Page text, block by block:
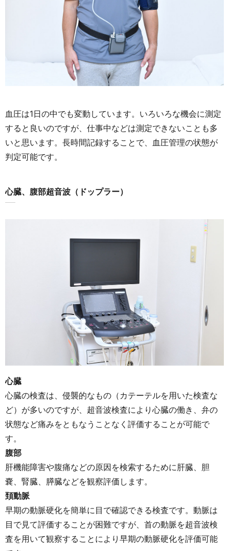
血圧は1日の中でも変動しています。いろいろな機会に測定
すると良いのですが、仕事中などは測定できないことも多
いと思います。長時間記録することで、血圧管理の状態が
判定可能です。
心臓、腹部超音波（ドップラー）
心臓
心臓の検査は、侵襲的なもの（カテーテルを用いた検査な
ど）が多いのですが、超音波検査により心臓の働き、弁の
状態など痛みをともなうことなく評価することが可能で
す。
腹部
肝機能障害や腹痛などの原因を検索するために肝臓、胆
嚢、腎臓、膵臓などを観察評価します。
頚動脈
早期の動脈硬化を簡単に目で確認できる検査です。動脈は
目で見て評価することが困難ですが、首の動脈を超音波検
査を用いて観察することにより早期の動脈硬化を評価可能